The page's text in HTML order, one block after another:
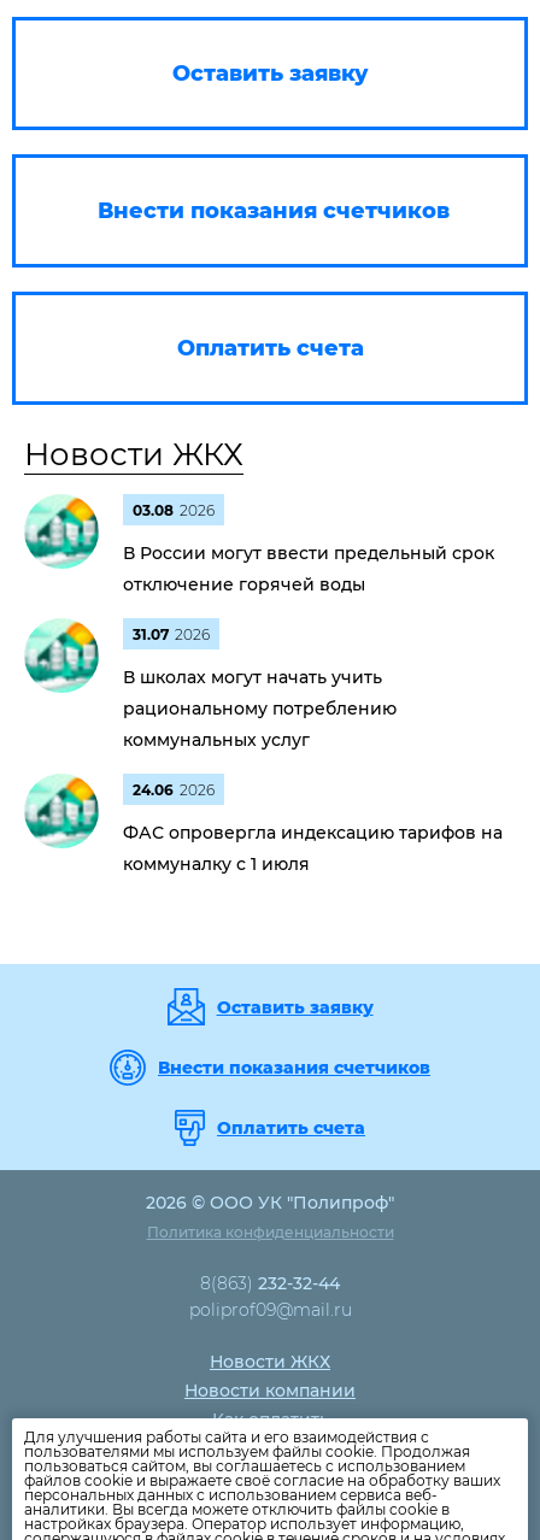
Оставить заявку
Внести показания счетчиков
Оплатить счета
Новости ЖКХ
03.08 2026
В России могут ввести предельный срок
отключение горячей воды
31.07 2026
В школах могут начать учить
рациональному потреблению
коммунальных услуг
24.06 2026
ФАС опровергла индексацию тарифов на
коммуналку с 1 июля
Оставить заявку
Внести показания счетчиков
Оплатить счета
2026 © ООО УК "Полипроф"
Политика конфиденциальности
8(863) 232-32-44
poliprof09@mail.ru
Новости ЖКХ
Новости компании
Как оплатить
Дома
Раскрытие информации
Вопросы
Для улучшения работы сайта и его взаимодействия с
пользователями мы используем файлы cookie. Продолжая
пользоваться сайтом, вы соглашаетесь с использованием
файлов cookie и выражаете своё согласие на обработку ваших
персональных данных с использованием сервиса веб-
аналитики. Вы всегда можете отключить файлы cookie в
настройках браузера. Оператор использует информацию,